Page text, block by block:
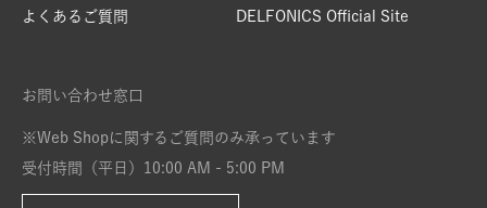
よくあるご質問 DELFONICS Official Site
お問い合わせ窓口
※Web Shopに関するご質問のみ承っています
受付時間（平日）10:00 AM - 5:00 PM